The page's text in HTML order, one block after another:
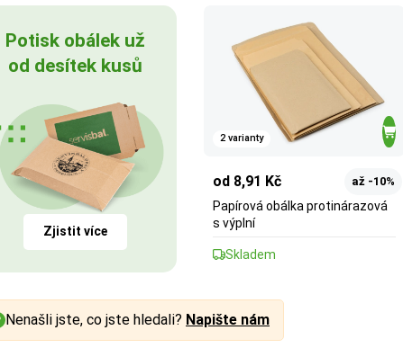
Potisk obálek už
od desítek kusů
Zjistit více
2 varianty
od 8,91 Kč až -10%
Papírová obálka protinárazová
s výplní
Skladem
Nenašli jste, co jste hledali? Napište nám